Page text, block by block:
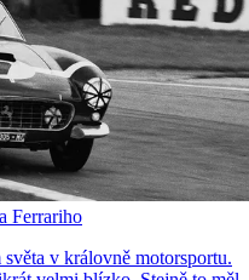
Ferrariho
v královně motorsportu.